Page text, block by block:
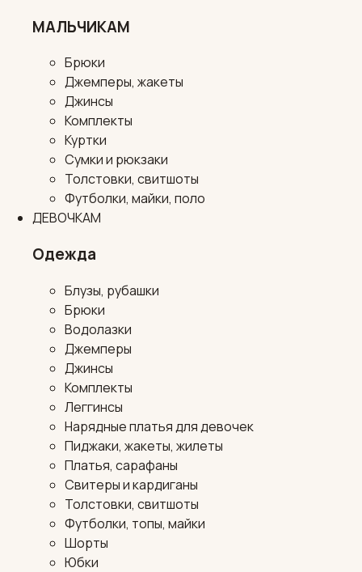
МАЛЬЧИКАМ
Брюки
Джемперы, жакеты
Джинсы
Комплекты
Куртки
Сумки и рюкзаки
Толстовки, свитшоты
Футболки, майки, поло
ДЕВОЧКАМ
Одежда
Блузы, рубашки
Брюки
Водолазки
Джемперы
Джинсы
Комплекты
Леггинсы
Нарядные платья для девочек
Пиджаки, жакеты, жилеты
Платья, сарафаны
Свитеры и кардиганы
Толстовки, свитшоты
Футболки, топы, майки
Шорты
Юбки